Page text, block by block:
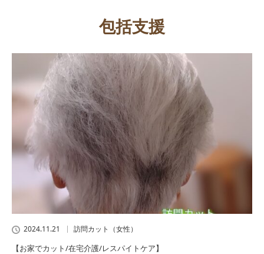
包括支援
2024.11.21 訪問カット（女性）
【お家でカット/在宅介護/レスパイトケア】